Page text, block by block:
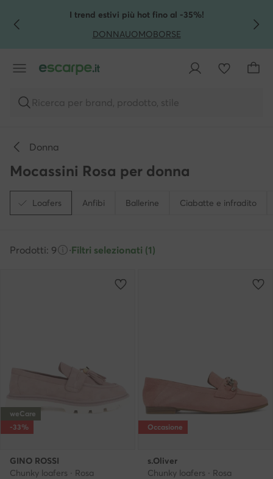
VAI AL CONTENUTO PRINCIPALE
VAI ALLA RICERCAI trend estivi più hot fino al -35%!
DONNAUOMOBORSE
Ricerca per brand, prodotto, stile
Donna
Mocassini Rosa per donna
Loafers Anfibi Ballerine Ciabatte e infradito
Prodotti: 9 ·Filtri selezionati (1)
weCare
-33%
GINO ROSSI
Chunky loafers · Rosa
Occasione
s.Oliver
Chunky loafers · Rosa